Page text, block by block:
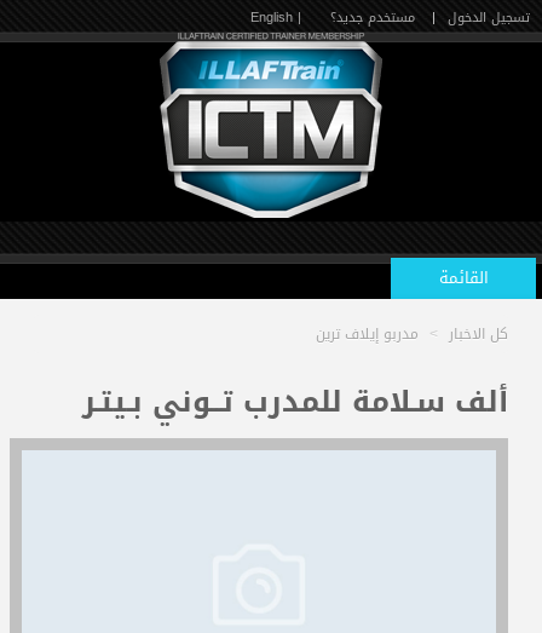
تسجيل الدخول | مستخدم جديد؟ | English
القائمة
الرئيسية
الدورات القادمة
كل الاخبار > مدربو إيلاف ترين
ألف سـلامة للمدرب تــوني بـيتـر